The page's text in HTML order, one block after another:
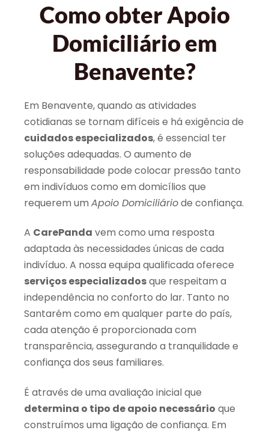
Como obter Apoio
Domiciliário em
Benavente?
Em Benavente, quando as atividades
cotidianas se tornam difíceis e há exigência de
cuidados especializados, é essencial ter
soluções adequadas. O aumento de
responsabilidade pode colocar pressão tanto
em indivíduos como em domicílios que
requerem um Apoio Domiciliáriode confiança.
A CarePanda vem como uma resposta
adaptada às necessidades únicas de cada
indivíduo. A nossa equipa qualificada oferece
serviços especializadosque respeitam a
independência no conforto do lar. Tanto no
Santarém como em qualquer parte do país,
cada atenção é proporcionada com
transparência, assegurando a tranquilidade e
confiança dos seus familiares.
É através de uma avaliação inicial que
determina o tipo de apoio necessário que
construímos uma ligação de confiança. Em